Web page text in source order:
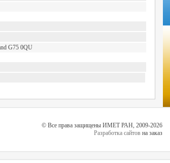
G75 0QU
© Все права защищены ИМЕТ РАН, 2009-2026
Разработка сайтов на заказ